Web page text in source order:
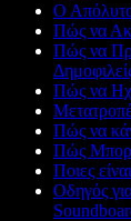
Ο
Πώς να
Πώς να
Πώς να
Πώς να
Πώς
Ποιες
Οδηγός